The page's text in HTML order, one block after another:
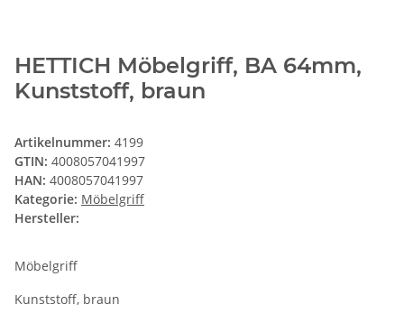
HETTICH Möbelgriff, BA 64mm,
Kunststoff, braun
Artikelnummer: 4199
GTIN: 4008057041997
HAN: 4008057041997
Kategorie: Möbelgriff
Hersteller:
Möbelgriff
Kunststoff, braun